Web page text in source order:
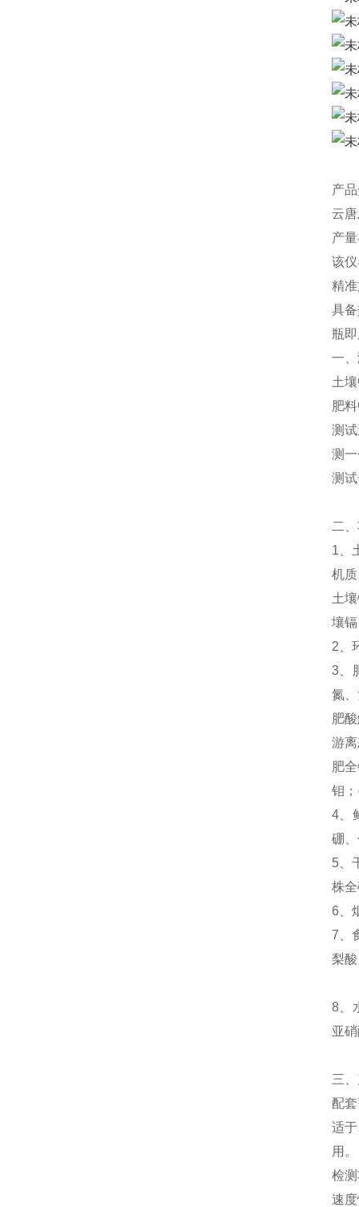
产
云唐
产
该
精
具
瓶
一、
土
肥
测
测
测
二、
1、
机
土
壤
2、
3、
氮
肥
游
肥
钼
4、
硼
5、
株
6、
7、
梨
8、
亚
三、
配
适
用。
检
速